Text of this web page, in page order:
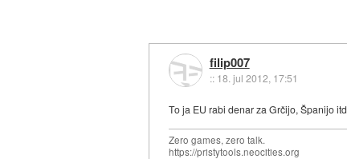
filip007
:: 18. jul 2012, 17:51
To ja EU rabi denar za Grčijo, Španijo
Zero games, zero talk.
https://pristytools.neocities.org